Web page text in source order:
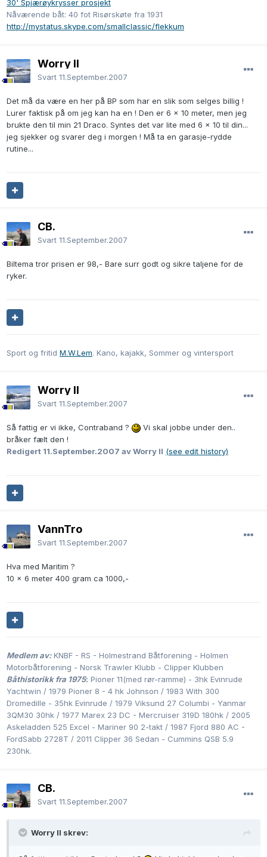
30' Spjærøykrysser prosjekt
Nåværende båt: 40 fot Risørskøte fra 1931
http://mystatus.skype.com/smallclassic/flekkum
Worry II
Svart 11.September.2007
Det må da være en her på BP som har en slik som selges billig !
Lurer faktisk på om jeg kan ha en ! Den er 6 x 10 meter, men jeg
brukte den til min 21 Draco. Syntes det var lite med 6 x 10 til din...
jeg sjekker og svarer deg i morgen ! Må ta en garasje-rydde
rutine...
CB.
Svart 11.September.2007
Biltema tror prisen er 98,- Bare surr godt og sikre taljene for de
ryker.
Sport og fritid M.W.Lem. Kano, kajakk, Sommer og vintersport
Worry II
Svart 11.September.2007
Så fattig er vi ikke, Contraband ?
Vi skal jobbe under den..
bråker fælt den !
Redigert 11.September.2007 av Worry II (see edit history)
VannTro
Svart 11.September.2007
Hva med Maritim ?
10 x 6 meter 400 gram ca 1000,-
Medlem av:KNBF - RS - Holmestrand Båtforening - Holmen
Motorbåtforening - Norsk Trawler Klubb - Clipper Klubben
Båthistorikk fra 1975: Pioner 11(med rør-ramme) - 3hk Evinrude
Yachtwin / 1979 Pioner 8 - 4 hk Johnson / 1983 With 300
Dromedille - 35hk Evinrude / 1979 Viksund 27 Columbi - Yanmar
3QM30 30hk / 1977 Marex 23 DC - Mercruiser 319D 180hk / 2005
Askeladden 525 Excel - Mariner 90 2-takt / 1987 Fjord 880 AC -
FordSabb 2728T / 2011 Clipper 36 Sedan - Cummins QSB 5.9
230hk.
CB.
Svart 11.September.2007
Worry II skrev: